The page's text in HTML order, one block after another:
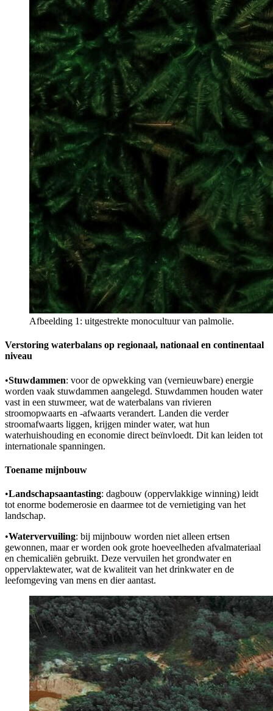
Afbeelding 1: uitgestrekte monocultuur van palmolie.
Verstoring waterbalans op regionaal, nationaal en continentaal
niveau
•Stuwdammen: voor de opwekking van (vernieuwbare) energie
worden vaak stuwdammen aangelegd. Stuwdammen houden water
vast in een stuwmeer, wat de waterbalans van rivieren
stroomopwaarts en -afwaarts verandert. Landen die verder
stroomafwaarts liggen, krijgen minder water, wat hun
waterhuishouding en economie direct beïnvloedt. Dit kan leiden tot
internationale spanningen.
Toename mijnbouw
•Landschapsaantasting: dagbouw (oppervlakkige winning) leidt
tot enorme bodemerosie en daarmee tot de vernietiging van het
landschap.
•Watervervuiling: bij mijnbouw worden niet alleen ertsen
gewonnen, maar er worden ook grote hoeveelheden afvalmateriaal
en chemicaliën gebruikt. Deze vervuilen het grondwater en
oppervlaktewater, wat de kwaliteit van het drinkwater en de
leefomgeving van mens en dier aantast.